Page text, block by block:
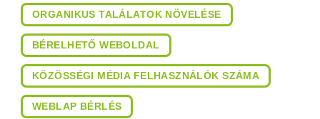
ORGANIKUS TALÁLATOK NÖVELÉSE
BÉRELHETŐ WEBOLDAL
KÖZÖSSÉGI MÉDIA FELHASZNÁLÓK SZÁMA
WEBLAP BÉRLÉS